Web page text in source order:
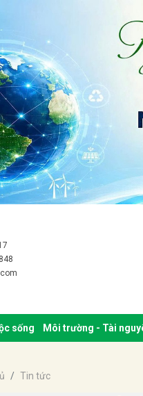
sống Môi trường - Tài
Tin tức
Gửi